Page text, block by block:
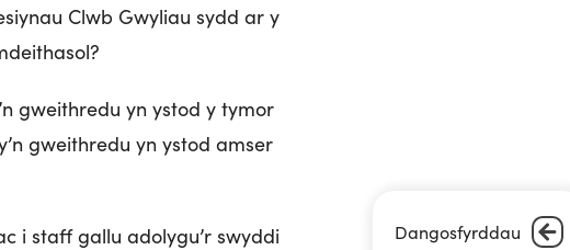
Dangosfyrddau
Clwb Gwyliau sydd ar y
gweithredu yn ystod y tymor
gweithredu yn ystod amser
i staff gallu adolygu’r swyddi